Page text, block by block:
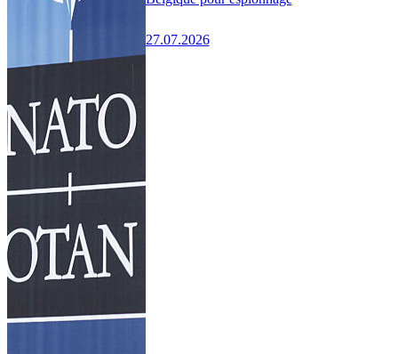
27.07.2026